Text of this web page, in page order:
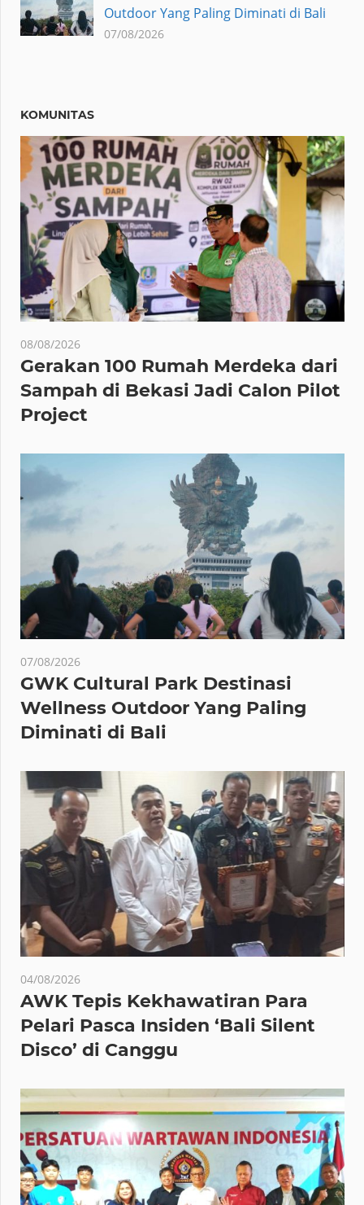
Outdoor Yang Paling Diminati di Bali
07/08/2026
KOMUNITAS
08/08/2026
Gerakan 100 Rumah Merdeka dari
Sampah di Bekasi Jadi Calon Pilot
Project
07/08/2026
GWK Cultural Park Destinasi
Wellness Outdoor Yang Paling
Diminati di Bali
04/08/2026
AWK Tepis Kekhawatiran Para
Pelari Pasca Insiden ‘Bali Silent
Disco’ di Canggu